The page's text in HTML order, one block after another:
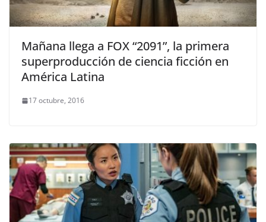
Mañana llega a FOX “2091”, la primera
superproducción de ciencia ficción en
América Latina
17 octubre, 2016